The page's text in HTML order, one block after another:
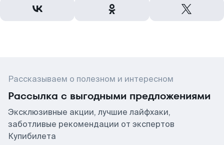
Рассказываем о полезном и интересном
Рассылка с выгодными предложениями
Эксклюзивные акции, лучшие лайфхаки,
заботливые рекомендации от экспертов
Купибилета